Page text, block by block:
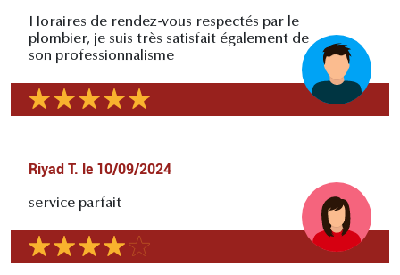
Horaires de rendez-vous respectés par le
plombier, je suis très satisfait également de
son professionnalisme
Riyad T. le 10/09/2024
service parfait